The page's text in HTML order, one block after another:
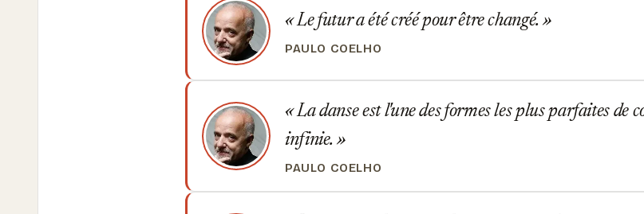
Le futur a été créé pour être changé.
PAULO COELHO
La danse est l'une des formes les plus parfaites de
infinie.
PAULO COELHO